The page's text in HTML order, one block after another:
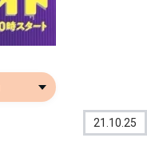
21.10.25